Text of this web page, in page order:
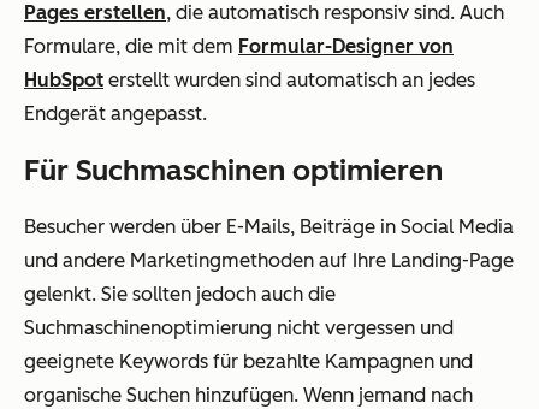
Pages erstellen, die automatisch responsiv sind. Auch
Formulare, die mit dem Formular-Designer von
HubSpot erstellt wurden sind automatisch an jedes
Endgerät angepasst.
Für Suchmaschinen optimieren
Besucher werden über E-Mails, Beiträge in Social Media
und andere Marketingmethoden auf Ihre Landing-Page
gelenkt. Sie sollten jedoch auch die
Suchmaschinenoptimierung nicht vergessen und
geeignete Keywords für bezahlte Kampagnen und
organische Suchen hinzufügen. Wenn jemand nach